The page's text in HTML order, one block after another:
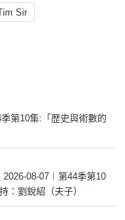
Sir
第10集:「歴史與術數的
08-07︱第44季第10
：劉銳紹（夫子）